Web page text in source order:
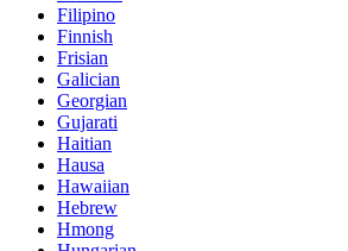
Filipino
Finnish
Frisian
Galician
Georgian
Gujarati
Haitian
Hausa
Hawaiian
Hebrew
Hmong